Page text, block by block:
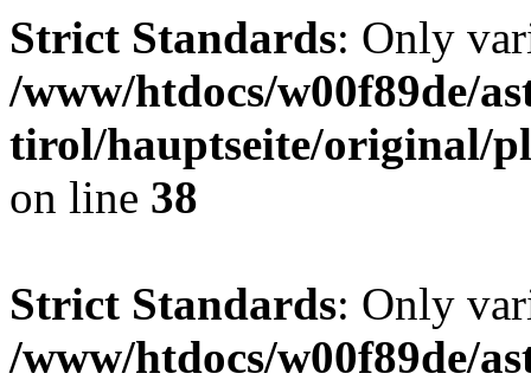
Strict Standards: Only
/www/htdocs/w00f89de/
tirol/hauptseite/original/
on line 38
Strict Standards: Only
/www/htdocs/w00f89de/